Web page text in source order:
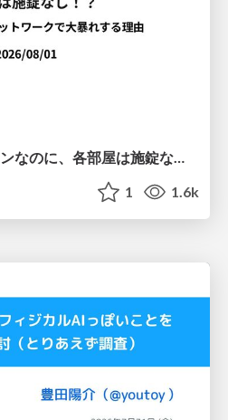
オートロックマンションなのに、各部屋は施錠なし！？ 攻撃者が組織内ネットワークで大暴れする理由 / The Front Door Is Locked, but the Rooms Are Wide Open: Why Attackers Move Freely Inside Enterprise Networks
1 1.6k